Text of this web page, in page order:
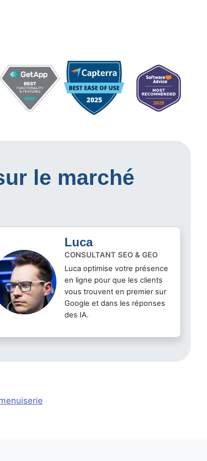
le marché
Luca
CONSULTANT SEO & GEO
Luca optimise votre présence
en ligne pour que les clients
vous trouvent en premier sur
Google et dans les réponses
des IA.